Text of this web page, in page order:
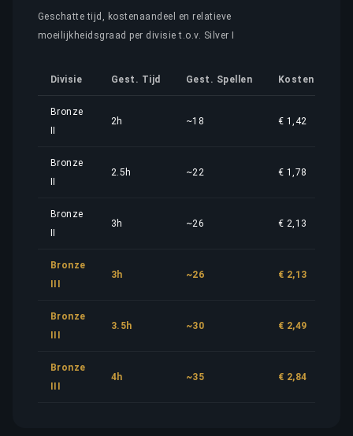
Geschatte tijd, kostenaandeel en relatieve
moeilijkheidsgraad per divisie t.o.v. Silver I
Divisie Gest. Tijd Gest. Spellen Kostenaandeel
Bronze
2h ~18 € 1,42
Bronze
2.5h ~22 € 1,78
Bronze
3h ~26 € 2,13
Bronze
3h ~26 € 2,13
Bronze
3.5h ~30 € 2,49
Bronze
4h ~35 € 2,84